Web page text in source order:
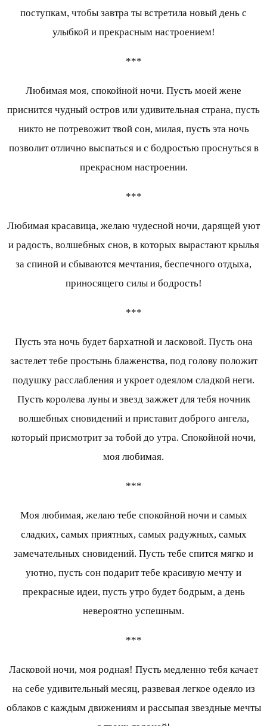
поступкам, чтобы завтра ты встретила новый день с
улыбкой и прекрасным настроением!
***
Любимая моя, спокойной ночи. Пусть моей жене
приснится чудный остров или удивительная страна, пусть
никто не потревожит твой сон, милая, пусть эта ночь
позволит отлично выспаться и с бодростью проснуться в
прекрасном настроении.
***
Любимая красавица, желаю чудесной ночи, дарящей уют
и радость, волшебных снов, в которых вырастают крылья
за спиной и сбываются мечтания, беспечного отдыха,
приносящего силы и бодрость!
***
Пусть эта ночь будет бархатной и ласковой. Пусть она
застелет тебе простынь блаженства, под голову положит
подушку расслабления и укроет одеялом сладкой неги.
Пусть королева луны и звезд зажжет для тебя ночник
волшебных сновидений и приставит доброго ангела,
который присмотрит за тобой до утра. Спокойной ночи,
моя любимая.
***
Моя любимая, желаю тебе спокойной ночи и самых
сладких, самых приятных, самых радужных, самых
замечательных сновидений. Пусть тебе спится мягко и
уютно, пусть сон подарит тебе красивую мечту и
прекрасные идеи, пусть утро будет бодрым, а день
невероятно успешным.
***
Ласковой ночи, моя родная! Пусть медленно тебя качает
на себе удивительный месяц, развевая легкое одеяло из
облаков с каждым движениям и рассыпая звездные мечты